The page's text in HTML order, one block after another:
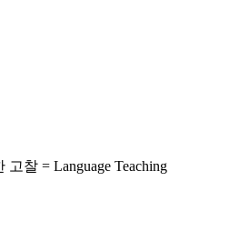
찰 = Language Teaching